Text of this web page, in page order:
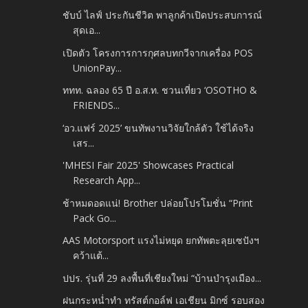
ชับบ์ ไลฟ์ ประกันชีวิต พาลูกค้าเปิดประสบการณ์
สุดเอ...
เปิดตัว โครงการการกุศลบทกวีจากเครื่อง POS
UnionPay...
ททท. ฉลอง 65 ปี อ.ส.ท. ชวนเที่ยว ‘OSOTHO &
FRIENDS...
‘อว.แฟร์ 2025’ ขนทัพงานวิจัยใกล้ตัว ใช้ได้จริง
เสร...
'MHESI Fair 2025' Showcases Practical
Research App...
ช้าหมดอดแน่! Brother ปล่อยโปรโมชั่น “Print
Pack Go...
AAS Motorsport แรงไม่หยุด ยกทัพตะลุยเซปังฯ
คว้าแต้...
ปปร. รุ่นที่ 29 ลงพื้นที่เชียงใหม่ “บ้านบำรุงเมือง...
ฝนกระหน่ำทำ ทรัสต์กอล์ฟ เอเชียน มิกซ์ รอบสอง